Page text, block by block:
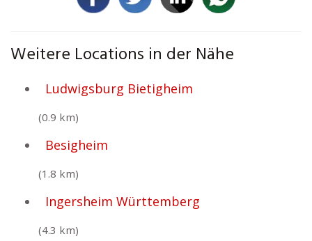
Weitere Locations in der Nähe
Ludwigsburg Bietigheim
(0.9 km)
Besigheim
(1.8 km)
Ingersheim Württemberg
(4.3 km)